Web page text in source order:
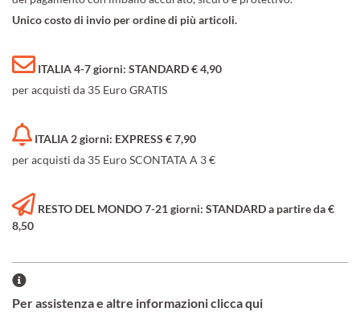
Unico costo di invio per ordine di più articoli.
ITALIA 4-7 giorni: STANDARD € 4,90
per acquisti da 35 Euro GRATIS
ITALIA 2 giorni: EXPRESS € 7,90
per acquisti da 35 Euro SCONTATA A 3 €
RESTO DEL MONDO 7-21 giorni: STANDARD a partire da €
8,50
Per assistenza e altre informazioni clicca qui